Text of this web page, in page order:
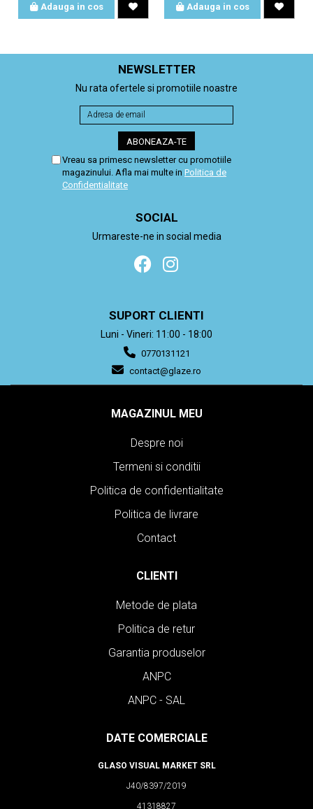
Adauga in cos Adauga in cos
NEWSLETTER
Nu rata ofertele si promotiile noastre
Vreau sa primesc newsletter cu promotiile
magazinului. Afla mai multe in Politica de
Confidentialitate
SOCIAL
Urmareste-ne in social media
SUPORT CLIENTI
Luni - Vineri: 11:00 - 18:00
0770131121
contact@glaze.ro
MAGAZINUL MEU
Despre noi
Termeni si conditii
Politica de confidentialitate
Politica de livrare
Contact
CLIENTI
Metode de plata
Politica de retur
Garantia produselor
ANPC
ANPC - SAL
DATE COMERCIALE
GLASO VISUAL MARKET SRL
J40/8397/2019
41318827